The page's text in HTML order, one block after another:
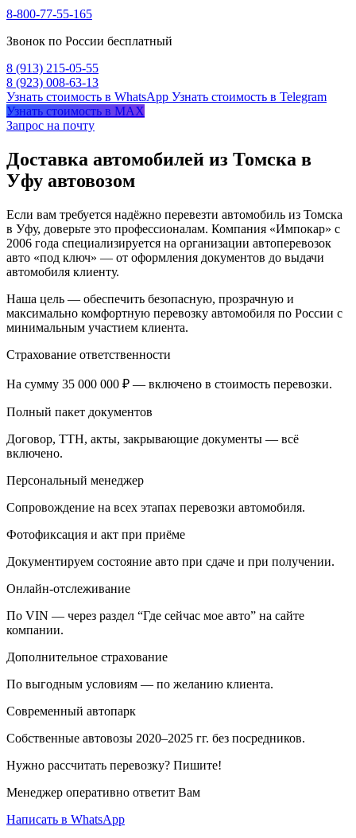
8-800-77-55-165
Звонок по России бесплатный
8 (913) 215-05-55
8 (923) 008-63-13
Узнать стоимость в WhatsApp Узнать стоимость в Telegram
Узнать стоимость в MAX
Запрос на почту
Доставка автомобилей из Томска в
Уфу автовозом
Если вам требуется надёжно перевезти автомобиль из Томска
в Уфу, доверьте это профессионалам. Компания «Импокар» с
2006 года специализируется на организации автоперевозок
авто «под ключ» — от оформления документов до выдачи
автомобиля клиенту.
Наша цель — обеспечить безопасную, прозрачную и
максимально комфортную перевозку автомобиля по России с
минимальным участием клиента.
Страхование ответственности
На сумму 35 000 000 ₽ — включено в стоимость перевозки.
Полный пакет документов
Договор, ТТН, акты, закрывающие документы — всё
включено.
Персональный менеджер
Сопровождение на всех этапах перевозки автомобиля.
Фотофиксация и акт при приёме
Документируем состояние авто при сдаче и при получении.
Онлайн-отслеживание
По VIN — через раздел “Где сейчас мое авто” на сайте
компании.
Дополнительное страхование
По выгодным условиям — по желанию клиента.
Современный автопарк
Собственные автовозы 2020–2025 гг. без посредников.
Нужно рассчитать перевозку? Пишите!
Менеджер оперативно ответит Вам
Написать в WhatsApp